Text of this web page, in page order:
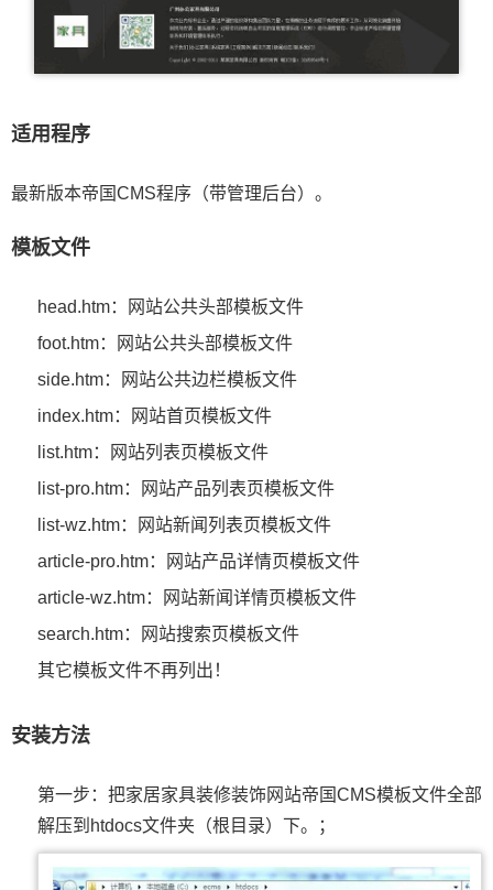
适用程序
最新版本帝国CMS程序（带管理后台）。
模板文件
head.htm：网站公共头部模板文件
foot.htm：网站公共头部模板文件
side.htm：网站公共边栏模板文件
index.htm：网站首页模板文件
list.htm：网站列表页模板文件
list-pro.htm：网站产品列表页模板文件
list-wz.htm：网站新闻列表页模板文件
article-pro.htm：网站产品详情页模板文件
article-wz.htm：网站新闻详情页模板文件
search.htm：网站搜索页模板文件
其它模板文件不再列出！
安装方法
第一步：把家居家具装修装饰网站帝国CMS模板文件全部
解压到htdocs文件夹（根目录）下。；